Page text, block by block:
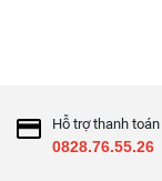
Hỗ trợ thanh toán
0828.76.55.26